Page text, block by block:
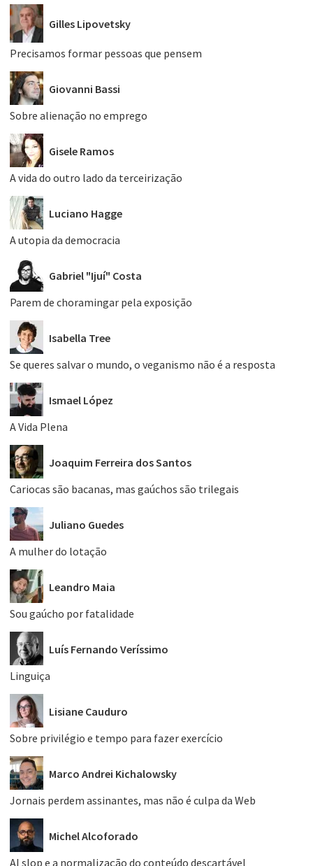
Gilles Lipovetsky
Precisamos formar pessoas que pensem
Giovanni Bassi
Sobre alienação no emprego
Gisele Ramos
A vida do outro lado da terceirização
Luciano Hagge
A utopia da democracia
Gabriel "Ijuí" Costa
Parem de choramingar pela exposição
Isabella Tree
Se queres salvar o mundo, o veganismo não é a resposta
Ismael López
A Vida Plena
Joaquim Ferreira dos Santos
Cariocas são bacanas, mas gaúchos são trilegais
Juliano Guedes
A mulher do lotação
Leandro Maia
Sou gaúcho por fatalidade
Luís Fernando Veríssimo
Linguiça
Lisiane Cauduro
Sobre privilégio e tempo para fazer exercício
Marco Andrei Kichalowsky
Jornais perdem assinantes, mas não é culpa da Web
Michel Alcoforado
AI slop e a normalização do conteúdo descartável